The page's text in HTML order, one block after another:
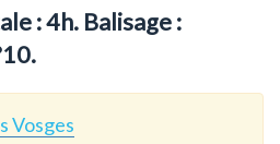
: 4h. Balisage :
Vosges